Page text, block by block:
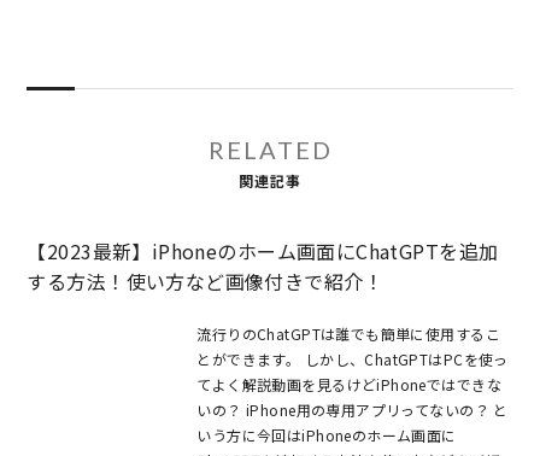
RELATED
関連記事
【2023最新】iPhoneのホーム画面にChatGPTを追加
する方法！使い方など画像付きで紹介！
流行りのChatGPTは誰でも簡単に使用するこ
とができます。 しかし、ChatGPTはPCを使っ
てよく解説動画を見るけどiPhoneではできな
いの？ iPhone用の専用アプリってないの？ と
いう方に今回はiPhoneのホーム画面に